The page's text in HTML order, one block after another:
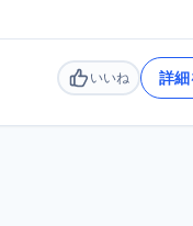
いいね
いいね 詳細